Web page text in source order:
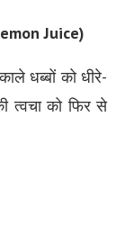
Juice)
धब्बों को धीरे-
त्वचा को फिर से